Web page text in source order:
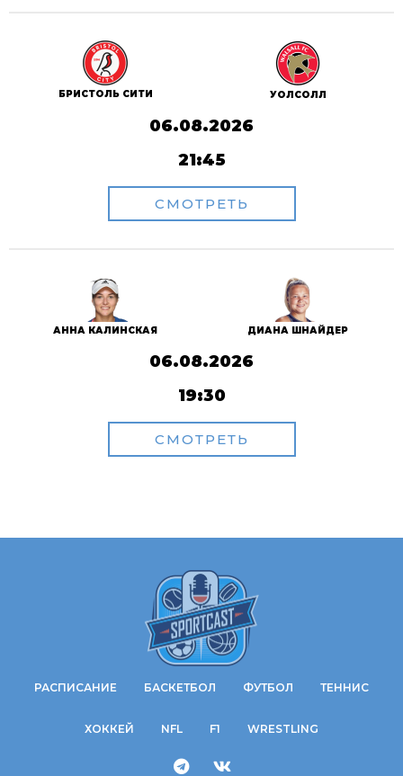
БРИСТОЛЬ СИТИ УОЛСОЛЛ
06.08.2026
21:45
СМОТРЕТЬ
АННА КАЛИНСКАЯ ДИАНА ШНАЙДЕР
06.08.2026
19:30
СМОТРЕТЬ
РАСПИСАНИЕ БАСКЕТБОЛ ФУТБОЛ ТЕННИС
ХОККЕЙ NFL F1 WRESTLING